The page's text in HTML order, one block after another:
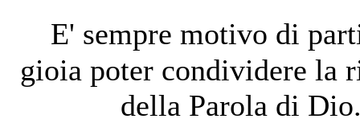
E' sempre motivo di
gioia poter condividere la
della Parola di